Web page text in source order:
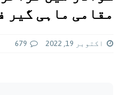
مقامی ماہی گیر
اکتوبر 19, 2022 679